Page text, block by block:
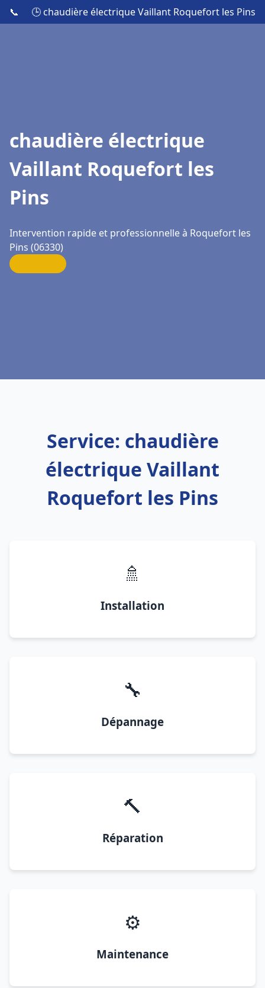
📞 🕒 chaudière électrique Vaillant Roquefort les Pins
chaudière électrique
Vaillant Roquefort les
Pins
Intervention rapide et professionnelle à Roquefort les
Pins (06330)
Service: chaudière
électrique Vaillant
Roquefort les Pins
🚿
Installation
🔧
Dépannage
🔨
Réparation
⚙️
Maintenance